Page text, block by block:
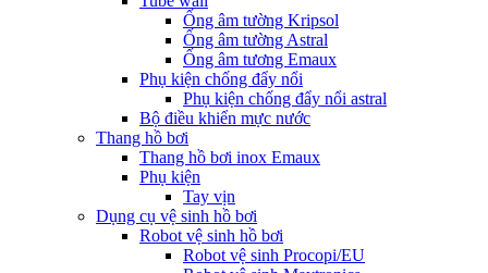
Ống âm tường Kripsol
Ống âm tường Astral
Ống âm tương Emaux
Phụ kiện chống đẩy nổi
Phụ kiện chống đẩy nổi astral
Bộ điều khiển mực nước
Thang hồ bơi
Thang hồ bơi inox Emaux
Phụ kiện
Tay vịn
Dụng cụ vệ sinh hồ bơi
Robot vệ sinh hồ bơi
Robot vệ sinh Procopi/EU